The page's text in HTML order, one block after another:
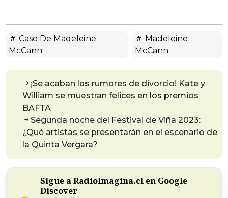
Caso De Madeleine
McCann
Madeleine
McCann
¡Se acaban los rumores de divorcio! Kate y
William se muestran felices en los premios
BAFTA
Segunda noche del Festival de Viña 2023:
¿Qué artistas se presentarán en el escenario de
la Quinta Vergara?
Sigue a RadioImagina.cl en Google
Discover